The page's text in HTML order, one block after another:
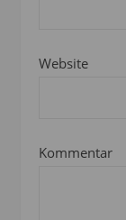
Website
Kommentar